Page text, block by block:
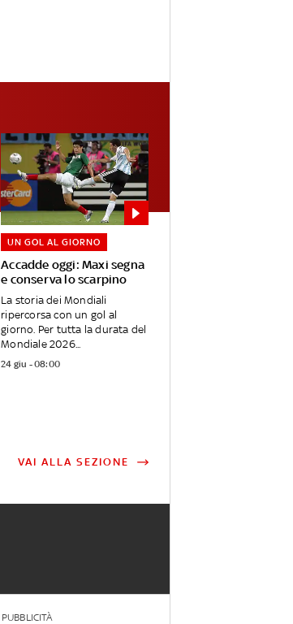
Accadde oggi: Maxi segna
e conserva lo scarpino
UN GOL AL GIORNO
La storia dei Mondiali
ripercorsa con un gol al
giorno. Per tutta la durata del
Mondiale 2026...
24 giu - 08:00
VAI ALLA SEZIONE
PUBBLICITÀ